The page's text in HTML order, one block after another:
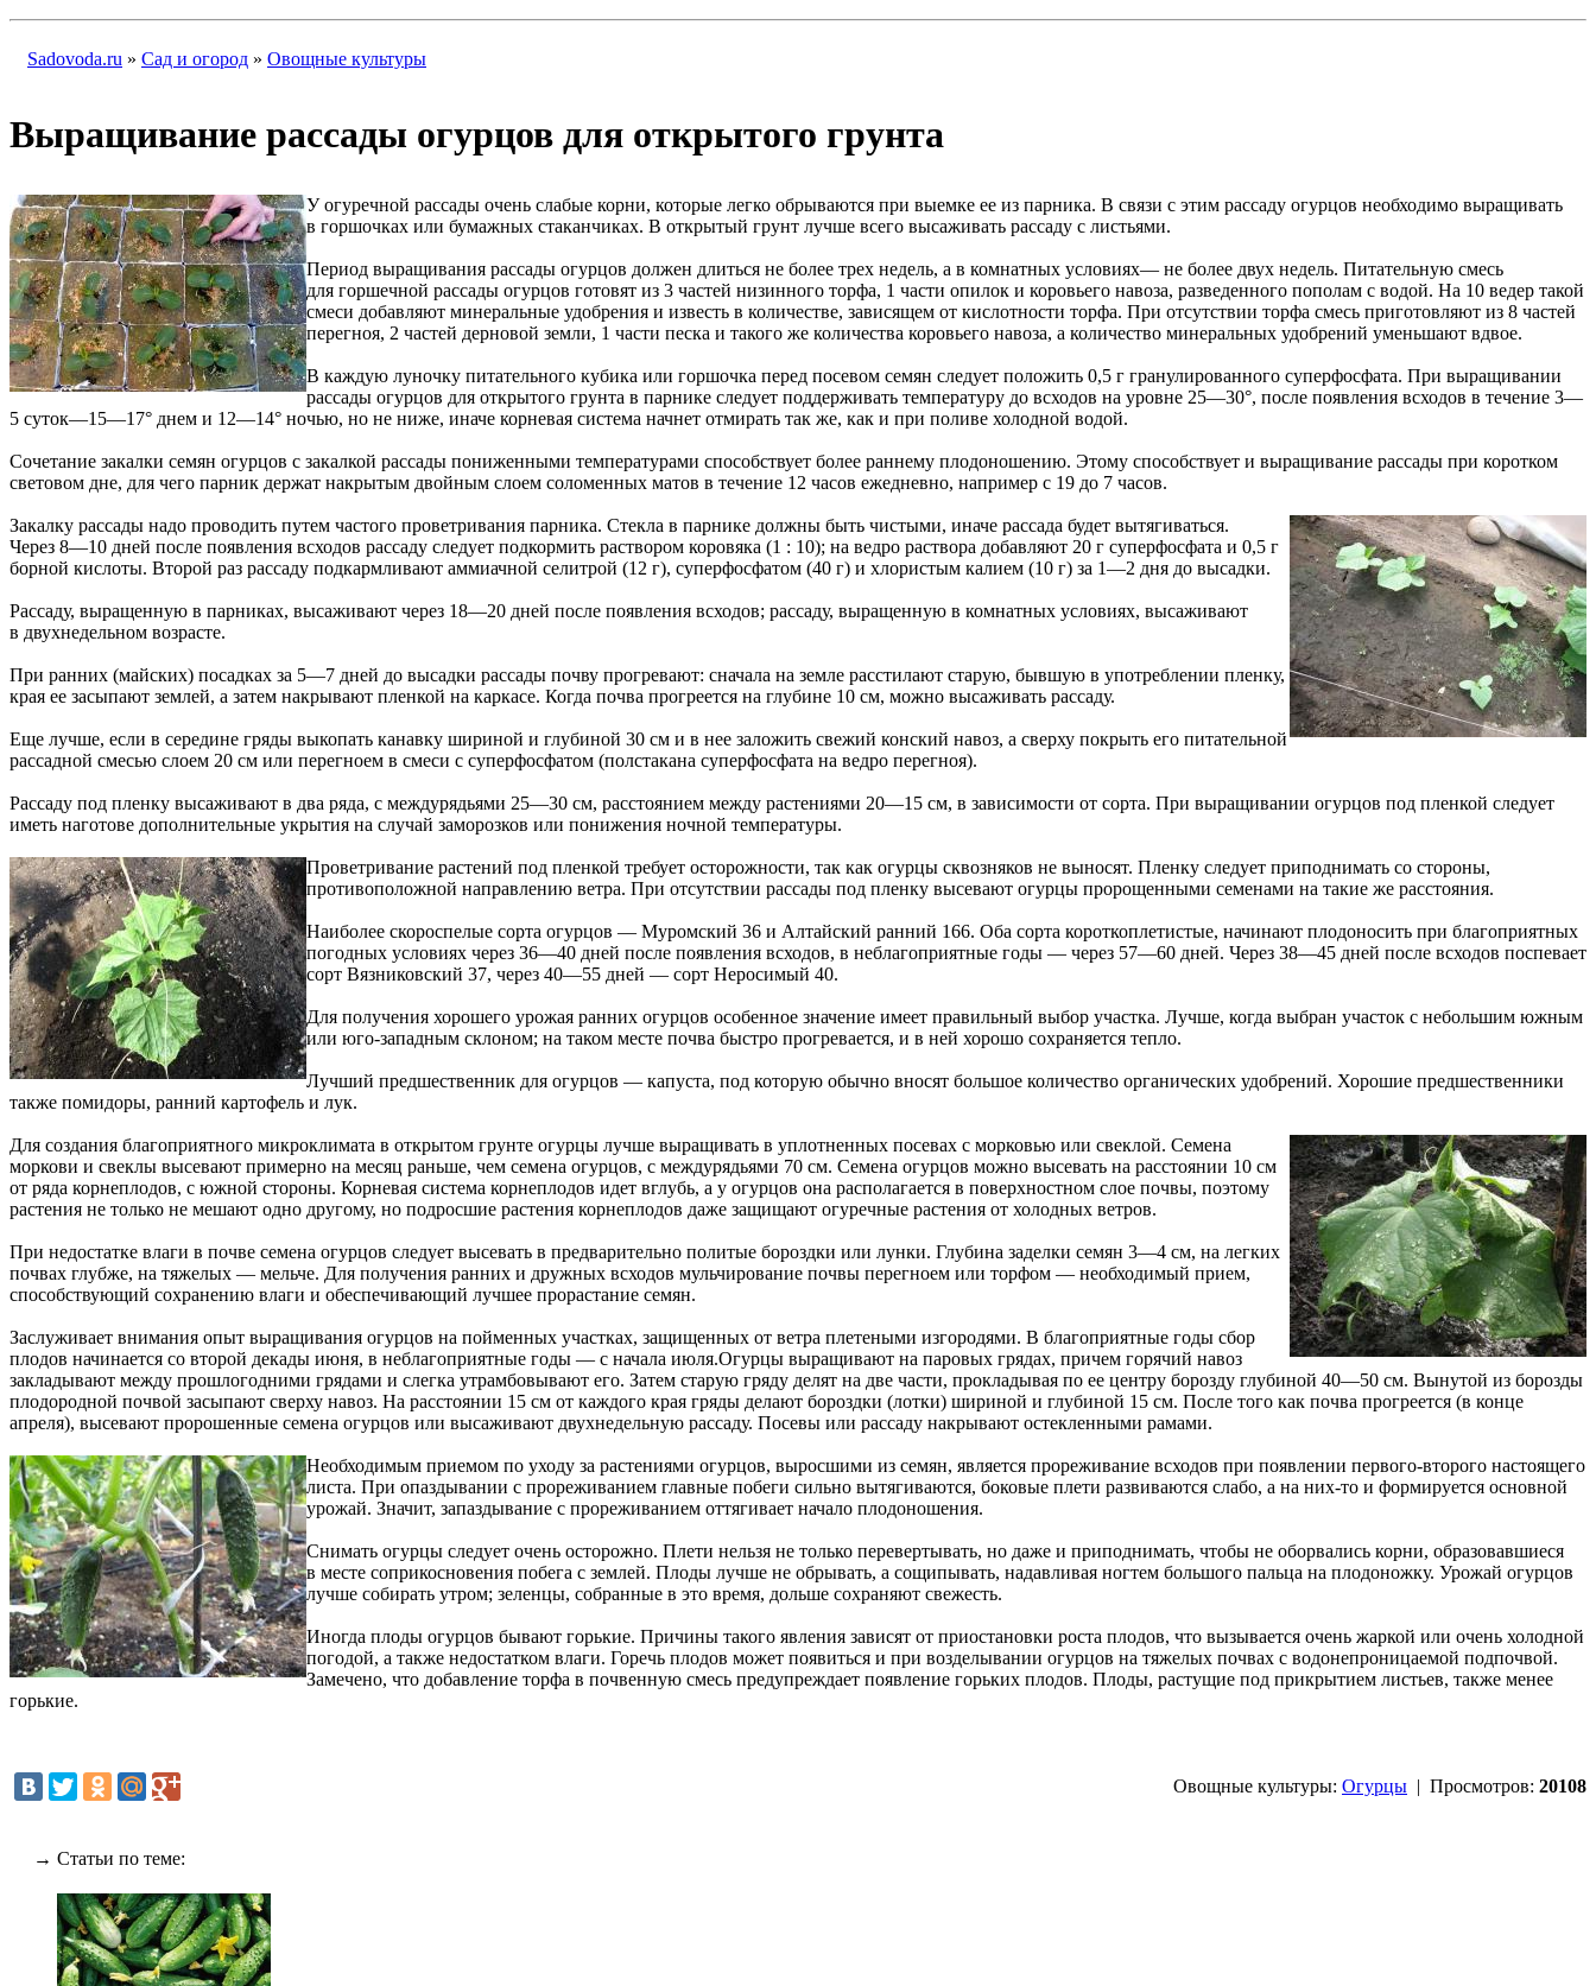
Sadovoda.ru » Сад и огород » Овощные культуры
Выращивание рассады огурцов для открытого грунта
У огуречной рассады очень слабые корни, которые легко обрываются при выемке ее из парника. В связи с этим рассаду огурцов необходимо выращивать
в горшочках или бумажных стаканчиках. В открытый грунт лучше всего высаживать рассаду с листьями.
Период выращивания рассады огурцов должен длиться не более трех недель, а в комнатных условиях— не более двух недель. Питательную смесь
для горшечной рассады огурцов готовят из 3 частей низинного торфа, 1 части опилок и коровьего навоза, разведенного пополам с водой. На 10 ведер такой
смеси добавляют минеральные удобрения и известь в количестве, зависящем от кислотности торфа. При отсутствии торфа смесь приготовляют из 8 частей
перегноя, 2 частей дерновой земли, 1 части песка и такого же количества коровьего навоза, а количество минеральных удобрений уменьшают вдвое.
В каждую луночку питательного кубика или горшочка перед посевом семян следует положить 0,5 г гранулированного суперфосфата. При выращивании
рассады огурцов для открытого грунта в парнике следует поддерживать температуру до всходов на уровне 25—30°, после появления всходов в течение 3—
5 суток—15—17° днем и 12—14° ночью, но не ниже, иначе корневая система начнет отмирать так же, как и при поливе холодной водой.
Сочетание закалки семян огурцов с закалкой рассады пониженными температурами способствует более раннему плодоношению. Этому способствует и выращивание рассады при коротком
световом дне, для чего парник держат накрытым двойным слоем соломенных матов в течение 12 часов ежедневно, например с 19 до 7 часов.
Закалку рассады надо проводить путем частого проветривания парника. Стекла в парнике должны быть чистыми, иначе рассада будет вытягиваться.
Через 8—10 дней после появления всходов рассаду следует подкормить раствором коровяка (1 : 10); на ведро раствора добавляют 20 г суперфосфата и 0,5 г
борной кислоты. Второй раз рассаду подкармливают аммиачной селитрой (12 г), суперфосфатом (40 г) и хлористым калием (10 г) за 1—2 дня до высадки.
Рассаду, выращенную в парниках, высаживают через 18—20 дней после появления всходов; рассаду, выращенную в комнатных условиях, высаживают
в двухнедельном возрасте.
При ранних (майских) посадках за 5—7 дней до высадки рассады почву прогревают: сначала на земле расстилают старую, бывшую в употреблении пленку,
края ее засыпают землей, а затем накрывают пленкой на каркасе. Когда почва прогреется на глубине 10 см, можно высаживать рассаду.
Еще лучше, если в середине гряды выкопать канавку шириной и глубиной 30 см и в нее заложить свежий конский навоз, а сверху покрыть его питательной
рассадной смесью слоем 20 см или перегноем в смеси с суперфосфатом (полстакана суперфосфата на ведро перегноя).
Рассаду под пленку высаживают в два ряда, с междурядьями 25—30 см, расстоянием между растениями 20—15 см, в зависимости от сорта. При выращивании огурцов под пленкой следует
иметь наготове дополнительные укрытия на случай заморозков или понижения ночной температуры.
Проветривание растений под пленкой требует осторожности, так как огурцы сквозняков не выносят. Пленку следует приподнимать со стороны,
противоположной направлению ветра. При отсутствии рассады под пленку высевают огурцы пророщенными семенами на такие же расстояния.
Наиболее скороспелые сорта огурцов — Муромский 36 и Алтайский ранний 166. Оба сорта короткоплетистые, начинают плодоносить при благоприятных
погодных условиях через 36—40 дней после появления всходов, в неблагоприятные годы — через 57—60 дней. Через 38—45 дней после всходов поспевает
сорт Вязниковский 37, через 40—55 дней — сорт Неросимый 40.
Для получения хорошего урожая ранних огурцов особенное значение имеет правильный выбор участка. Лучше, когда выбран участок с небольшим южным
или юго-западным склоном; на таком месте почва быстро прогревается, и в ней хорошо сохраняется тепло.
Лучший предшественник для огурцов — капуста, под которую обычно вносят большое количество органических удобрений. Хорошие предшественники
также помидоры, ранний картофель и лук.
Для создания благоприятного микроклимата в открытом грунте огурцы лучше выращивать в уплотненных посевах с морковью или свеклой. Семена
моркови и свеклы высевают примерно на месяц раньше, чем семена огурцов, с междурядьями 70 см. Семена огурцов можно высевать на расстоянии 10 см
от ряда корнеплодов, с южной стороны. Корневая система корнеплодов идет вглубь, а у огурцов она располагается в поверхностном слое почвы, поэтому
растения не только не мешают одно другому, но подросшие растения корнеплодов даже защищают огуречные растения от холодных ветров.
При недостатке влаги в почве семена огурцов следует высевать в предварительно политые бороздки или лунки. Глубина заделки семян 3—4 см, на легких
почвах глубже, на тяжелых — мельче. Для получения ранних и дружных всходов мульчирование почвы перегноем или торфом — необходимый прием,
способствующий сохранению влаги и обеспечивающий лучшее прорастание семян.
Заслуживает внимания опыт выращивания огурцов на пойменных участках, защищенных от ветра плетеными изгородями. В благоприятные годы сбор
плодов начинается со второй декады июня, в неблагоприятные годы — с начала июля.Огурцы выращивают на паровых грядах, причем горячий навоз
закладывают между прошлогодними грядами и слегка утрамбовывают его. Затем старую гряду делят на две части, прокладывая по ее центру борозду глубиной 40—50 см. Вынутой из борозды
плодородной почвой засыпают сверху навоз. На расстоянии 15 см от каждого края гряды делают бороздки (лотки) шириной и глубиной 15 см. После того как почва прогреется (в конце
апреля), высевают пророшенные семена огурцов или высаживают двухнедельную рассаду. Посевы или рассаду накрывают остекленными рамами.
Необходимым приемом по уходу за растениями огурцов, выросшими из семян, является прореживание всходов при появлении первого-второго настоящего
листа. При опаздывании с прореживанием главные побеги сильно вытягиваются, боковые плети развиваются слабо, а на них-то и формируется основной
урожай. Значит, запаздывание с прореживанием оттягивает начало плодоношения.
Снимать огурцы следует очень осторожно. Плети нельзя не только перевертывать, но даже и приподнимать, чтобы не оборвались корни, образовавшиеся
в месте соприкосновения побега с землей. Плоды лучше не обрывать, а сощипывать, надавливая ногтем большого пальца на плодоножку. Урожай огурцов
лучше собирать утром; зеленцы, собранные в это время, дольше сохраняют свежесть.
Иногда плоды огурцов бывают горькие. Причины такого явления зависят от приостановки роста плодов, что вызывается очень жаркой или очень холодной
погодой, а также недостатком влаги. Горечь плодов может появиться и при возделывании огурцов на тяжелых почвах с водонепроницаемой подпочвой.
Замечено, что добавление торфа в почвенную смесь предупреждает появление горьких плодов. Плоды, растущие под прикрытием листьев, также менее
горькие.
Овощные культуры: Огурцы | Просмотров: 20108
→ Статьи по теме: